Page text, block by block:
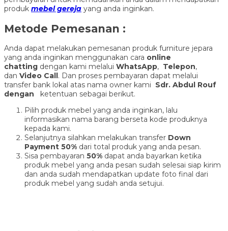
produk mebel gereja yang anda inginkan.
Metode Pemesanan :
Anda dapat melakukan pemesanan produk furniture jepara
yang anda inginkan menggunakan cara online
chatting dengan kami melalui WhatsApp, Telepon,
dan Video Call. Dan proses pembayaran dapat melalui
transfer bank lokal atas nama owner kami Sdr. Abdul Rouf
dengan ketentuan sebagai berikut.
Pilih produk mebel yang anda inginkan, lalu
informasikan nama barang berseta kode produknya
kepada kami.
Selanjutnya silahkan melakukan transfer Down
Payment 50% dari total produk yang anda pesan.
Sisa pembayaran 50% dapat anda bayarkan ketika
produk mebel yang anda pesan sudah selesai siap kirim
dan anda sudah mendapatkan update foto final dari
produk mebel yang sudah anda setujui.